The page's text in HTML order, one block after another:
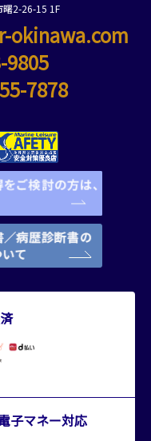
2-26-15 1F
okinawa.com
9805
7878
子マネー対応